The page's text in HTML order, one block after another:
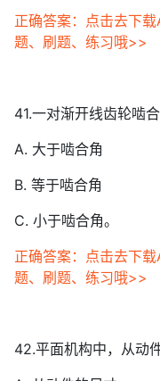
正确答案：点击去下
题、刷题、练习哦>>
41.一对渐开线齿轮啮
A. 大于啮合角
B. 等于啮合角
C. 小于啮合角。
正确答案：点击去下
题、刷题、练习哦>>
42.平面机构中，从动